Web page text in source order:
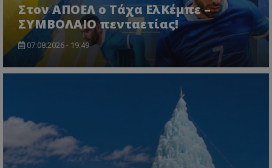
Στον ΑΠΟΕΛ ο Τάχα ΕλΚέμπε –
ΣΥΜΒΟΛΑΙΟ πενταετίας!
07.08.2026 - 19:49